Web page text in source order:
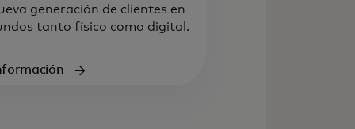
generación de clientes en
tanto físico como digital.